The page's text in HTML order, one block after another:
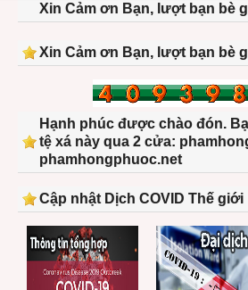
Xin Cảm ơn Bạn, lượt bạn bè
Xin Cảm ơn Bạn, lượt bạn bè
Hạnh phúc được chào đón.
tệ xá này qua 2 cửa:
phamhongphuoc.net
Cập nhật Dịch COVID Thế giới